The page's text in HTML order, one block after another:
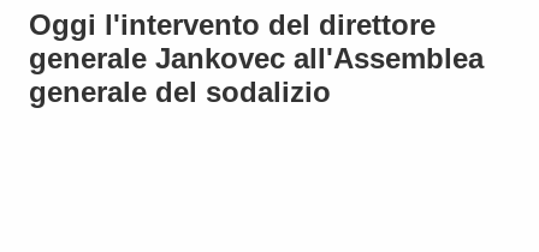
Oggi l'intervento del direttore
generale Jankovec all'Assemblea
generale del sodalizio